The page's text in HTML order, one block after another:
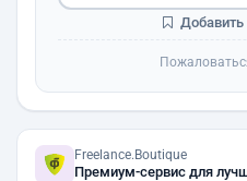
Добавить
Freelance.Boutique
Премиум-сервис для